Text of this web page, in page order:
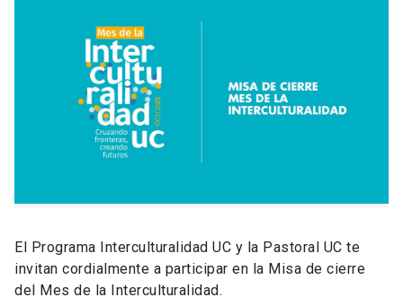
El Programa Interculturalidad UC y la Pastoral UC te
invitan cordialmente a participar en la Misa de cierre
del Mes de la Interculturalidad.